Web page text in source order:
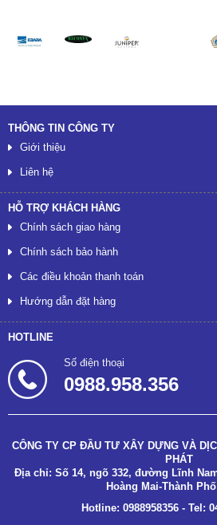
THÔNG TIN CÔNG TY
Giới thiệu
Liên hệ
HỖ TRỢ KHÁCH HÀNG
Chính sách giao hàng
Chính sách bảo hành
Các điều khoản thanh toán
Hướng dẫn đặt hàng
HOTLINE
Số điện thoại
0988.958.356
CÔNG TY CP ĐẦU TƯ XÂY DỰNG VÀ
PHÁT
Địa chỉ: Số 14, ngõ 332, đường Lĩnh
Hoàng Mai-Thành
Hotline: 0988958356 - Tel: